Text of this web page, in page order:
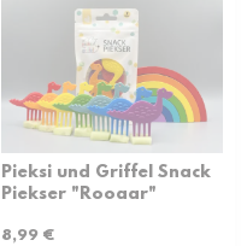
Pieksi und Griffel Snack
Piekser "Rooaar"
8,99 €